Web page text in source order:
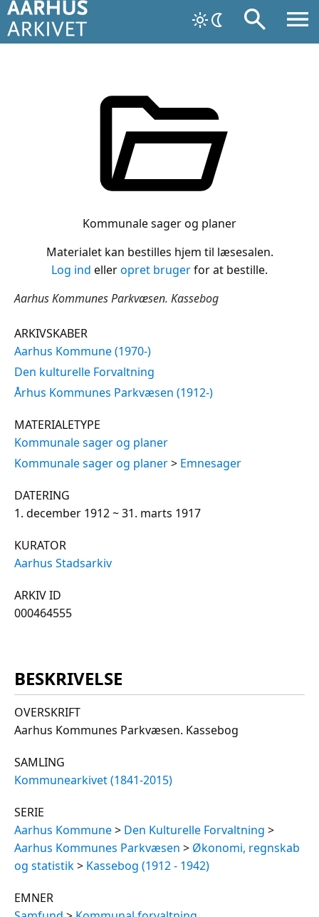
Kommunale sager og planer
Materialet kan bestilles hjem til læsesalen.
Log ind elleropret brugerfor at bestille.
Aarhus Kommunes Parkvæsen. Kassebog
ARKIVSKABER
Aarhus Kommune (1970-)
Den kulturelle Forvaltning
Århus Kommunes Parkvæsen (1912-)
MATERIALETYPE
Kommunale sager og planer
Kommunale sager og planer> Emnesager
DATERING
1. december 1912 ~ 31. marts 1917
KURATOR
Aarhus Stadsarkiv
ARKIV ID
000464555
BESKRIVELSE
OVERSKRIFT
Aarhus Kommunes Parkvæsen. Kassebog
SAMLING
Kommunearkivet (1841-2015)
SERIE
Aarhus Kommune> Den Kulturelle Forvaltning >
Aarhus Kommunes Parkvæsen > Økonomi, regnskab
og statistik> Kassebog (1912 - 1942)
EMNER